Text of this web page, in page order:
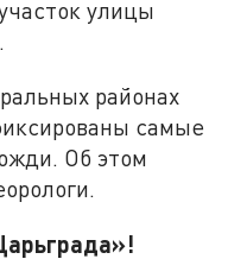
улицы
районах
самые
Об этом